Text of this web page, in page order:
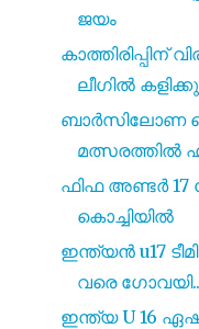
ജയം
ലീഗിൽ
ബാർസിലോണ
മത്സരത്തിൽ
ഫിഫ അണ്ടർ 17
കൊച്ചിയിൽ
ഇന്ത്യൻ u17
വരെ
ഇന്ത്യ U 16